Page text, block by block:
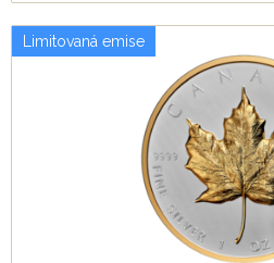
Limitovaná emise